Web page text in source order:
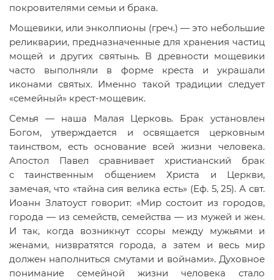
покровителями семьи и брака.
Мощевики, или энколпионы (греч.) — это небольшие
реликварии, предназначенные для хранения частиц
мощей и других святынь. В древности мощевики
часто выполняли в форме креста и украшали
иконами святых. Именно такой традиции следует
«семейный» крест-мощевик.
Семья — наша Малая Церковь. Брак установлен
Богом, утверждается и освящается церковным
таинством, есть основание всей жизни человека.
Апостол Павел сравнивает христианский брак
с таинственным общением Христа и Церкви,
замечая, что «тайна сия велика есть» (Еф. 5, 25). А свт.
Иоанн Златоуст говорит: «Мир состоит из городов,
города — из семейств, семейства — из мужей и жен.
И так, когда возникнут ссоры между мужьями и
женами, низвратятся города, а затем и весь мир
должен наполниться смутами и войнами». Духовное
понимание семейной жизни человека стало